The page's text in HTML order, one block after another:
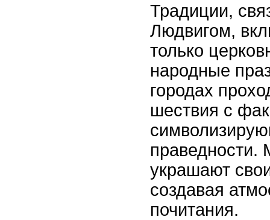
Традиции,
Людвигом,
только
народные
городах
шествия с
праведности.
украшают
создавая
почитания.